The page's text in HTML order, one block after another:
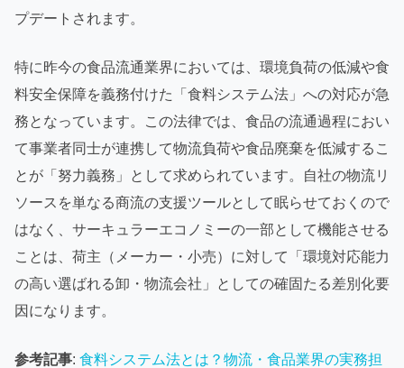
プデートされます。
特に昨今の食品流通業界においては、環境負荷の低減や食
料安全保障を義務付けた「食料システム法」への対応が急
務となっています。この法律では、食品の流通過程におい
て事業者同士が連携して物流負荷や食品廃棄を低減するこ
とが「努力義務」として求められています。自社の物流リ
ソースを単なる商流の支援ツールとして眠らせておくので
はなく、サーキュラーエコノミーの一部として機能させる
ことは、荷主（メーカー・小売）に対して「環境対応能力
の高い選ばれる卸・物流会社」としての確固たる差別化要
因になります。
参考記事: 食料システム法とは？物流・食品業界の実務担